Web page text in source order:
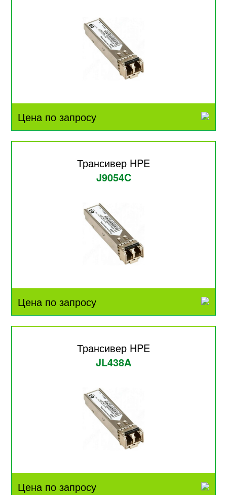
Цена по запросу
Трансивер HPE
J9054C
Цена по запросу
Трансивер HPE
JL438A
Цена по запросу